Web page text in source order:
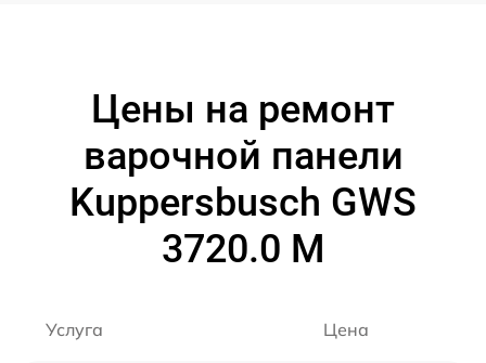
Цены на ремонт
варочной панели
Kuppersbusch GWS
3720.0 M
Услуга Цена